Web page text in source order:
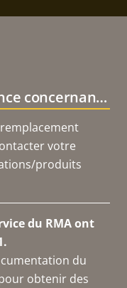
Informations sur l'assistance concernant le produit
votre
produits
du RMA ont
du
obtenir des